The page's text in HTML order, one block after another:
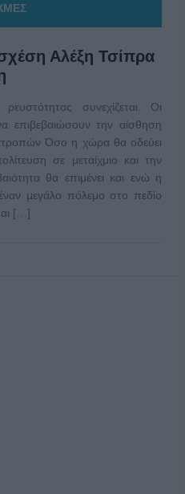
Αλέξη Τσίπρα
συνεχίζεται. Οι
επιβεβαιώσουν την αίσθηση
Όσο η χώρα θα οδεύει
σε μεταίχμιο και την
θα επιμένει και ενώ η
μεγάλο πόλεμο στο πεδίο
[…]